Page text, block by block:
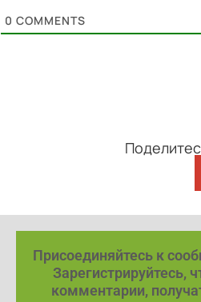
0 COMMENTS
Присоединяйтесь к
Зарегистрируйтесь,
комментарии,